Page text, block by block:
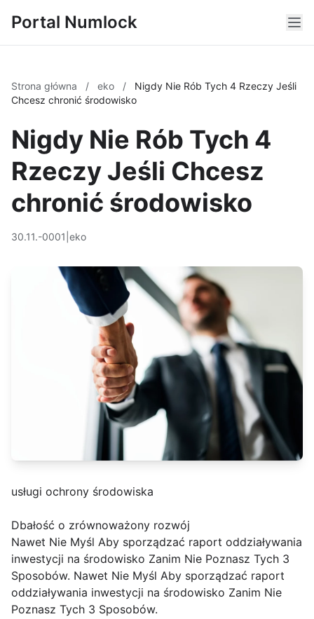
Portal Numlock
Strona główna / eko /
Nigdy Nie Rób Tych 4 Rzeczy Jeśli
Chcesz chronić środowisko
Nigdy Nie Rób Tych 4
Rzeczy Jeśli Chcesz
chronić środowisko
30.11.-0001 eko
usługi ochrony środowiska
Dbałość o zrównoważony rozwój
Nawet Nie Myśl Aby sporządzać raport oddziaływania
inwestycji na środowisko Zanim Nie Poznasz Tych 3
Sposobów. Nawet Nie Myśl Aby sporządzać raport
oddziaływania inwestycji na środowisko Zanim Nie
Poznasz Tych 3 Sposobów.